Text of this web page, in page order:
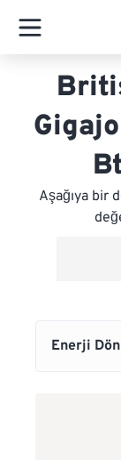
Aşağıya bir